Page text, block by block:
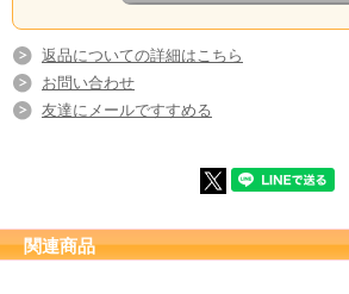
返品についての詳細はこちら
お問い合わせ
友達にメールですすめる
関連商品